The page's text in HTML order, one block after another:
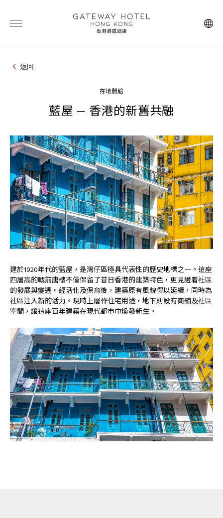
返回
在地體驗
藍屋 — 香港的新舊共融
建於1920年代的藍屋，是灣仔區極具代表性的歷史地標之一。這座
四層高的戰前唐樓不僅保留了昔日香港的建築特色，更見證着社區
的發展與變遷。經活化及保育後，建築原有風貌得以延續，同時為
社區注入新的活力。現時上層作住宅用途，地下則設有商舖及社區
空間，讓這座百年建築在現代都市中煥發新生。